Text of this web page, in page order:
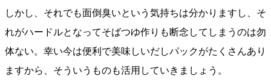
しかし、それでも面倒臭いという気持ちは分かりますし、そ
れがハードルとなってそばつゆ作りも断念してしまうのは勿
体ない。幸い今は便利で美味しいだしパックがたくさんあり
ますから、そういうものも活用していきましょう。